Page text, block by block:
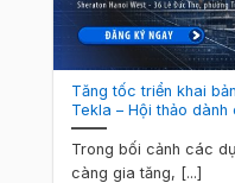
Tăng tốc triển khai
Tekla – Hội thảo
Trong bối cảnh các
càng gia tăng, [...]